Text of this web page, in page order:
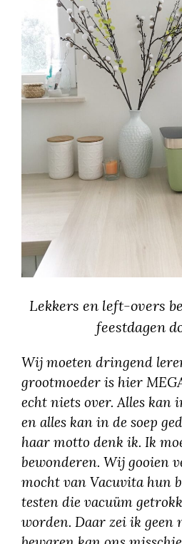
Lekkers en left-overs
feestdagen
Wij moeten dringend
grootmoeder is hier
echt niets over. Alles kan
en alles kan in de soep
haar motto denk ik. Ik
bewonderen. Wij gooien
mocht van Vacuvita hun
testen die vacuüm
worden. Daar zei ik geen